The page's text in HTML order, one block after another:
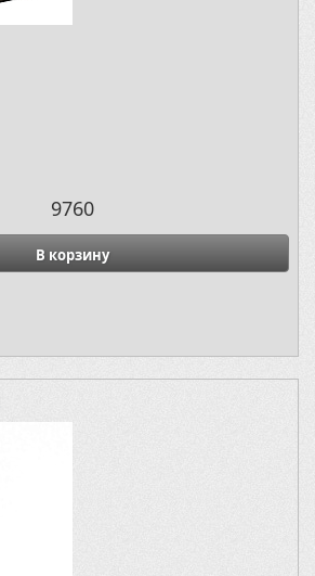
9760
В корзину